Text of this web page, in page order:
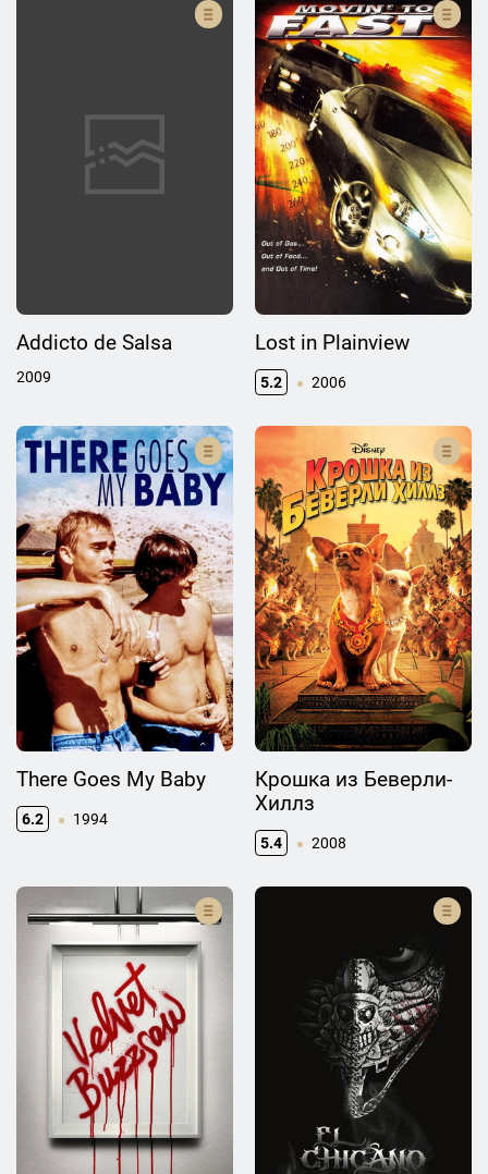
Addicto de Salsa
2009
Lost in Plainview
5.2 2006
There Goes My Baby
6.2 1994
Крошка из Беверли-
Хиллз
5.4 2008